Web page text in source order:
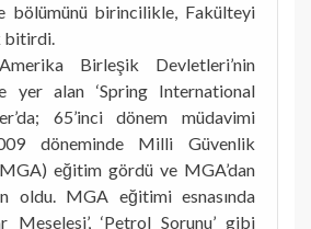
bölümünü birincilikle, Fakülteyi
bitirdi.
Birleşik Devletleri’nin
yer alan ‘Spring International
65’inci dönem müdavimi
döneminde Milli Güvenlik
eğitim gördü ve MGA’dan
oldu. MGA eğitimi esnasında
Meselesi’, ‘Petrol Sorunu’ gibi